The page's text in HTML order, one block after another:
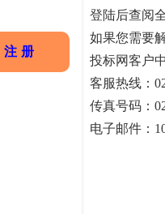
注册
登陆后查阅
如果您需要
投标网客户
客服热线：
传真号码：
电子邮件：